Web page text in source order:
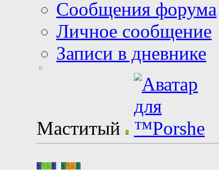
Сообщения форума
Личное сообщение
Записи в дневнике
Маститый